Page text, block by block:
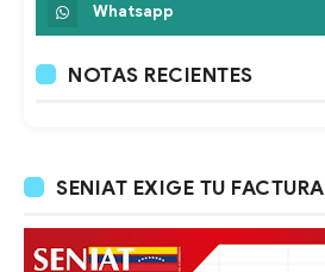
Whatsapp
NOTAS RECIENTES
SENIAT EXIGE TU FACTURA